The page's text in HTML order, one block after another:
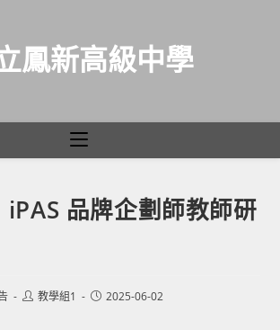
鳳新高級中學
iPAS 品牌企劃師教師研
Post教學組1
Post2025-06-02